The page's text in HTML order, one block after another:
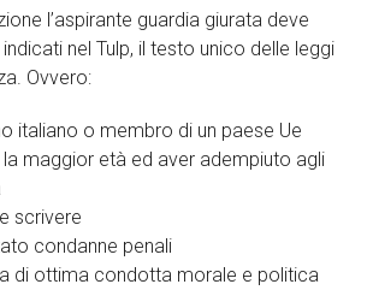
l’aspirante guardia giurata deve
nel Tulp, il testo unico delle leggi
Ovvero:
italiano o membro di un paese Ue
maggior età ed aver adempiuto agli
scrivere
condanne penali
di ottima condotta morale e politica